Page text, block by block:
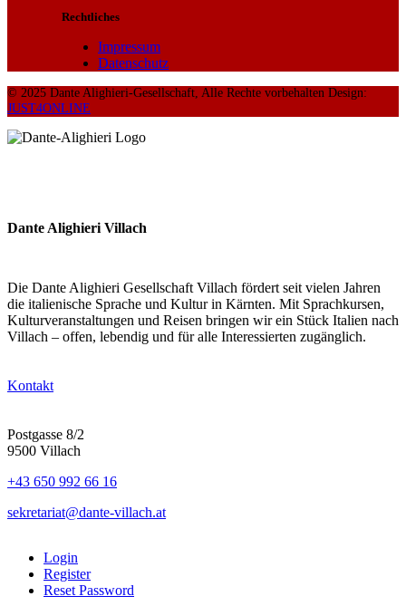
Rechtliches
Impressum
Datenschutz
© 2025 Dante Alighieri-Gesellschaft, Alle Rechte vorbehalten Design:
JUST4ONLINE
Dante Alighieri Villach
Die Dante Alighieri Gesellschaft Villach fördert seit vielen Jahren
die italienische Sprache und Kultur in Kärnten. Mit Sprachkursen,
Kulturveranstaltungen und Reisen bringen wir ein Stück Italien nach
Villach – offen, lebendig und für alle Interessierten zugänglich.
Kontakt
Postgasse 8/2
9500 Villach
+43 650 992 66 16
sekretariat@dante-villach.at
Login
Register
Reset Password